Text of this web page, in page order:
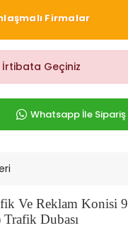
Firmalar
İrtibata Geçiniz
Whatsapp İle Sipariş
Ve Reklam Konisi
Trafik Dubası